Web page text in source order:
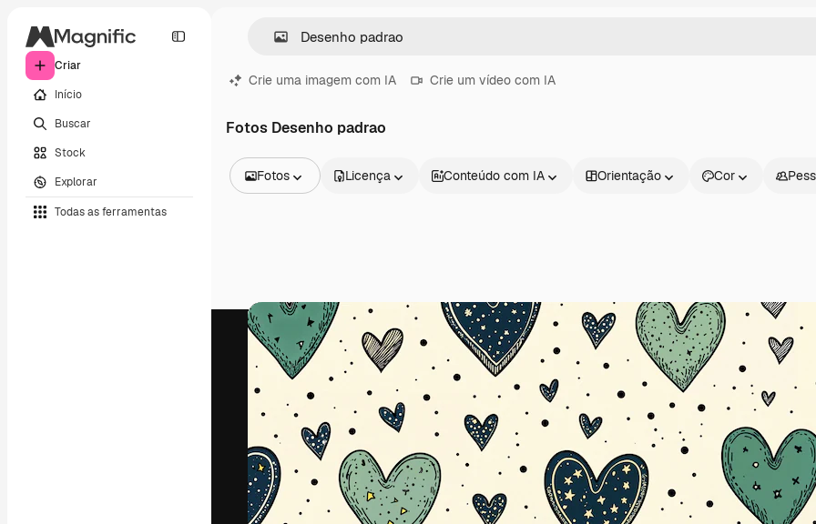
Criar
Início
Buscar
Stock
Explorar
Todas as ferramentas
Crie uma imagem com IA Crie um vídeo com IA
Fotos Desenho padrao
Fotos
Vídeos
Clipes de vídeo
Animações
Modelos de vídeos
Ícones
Modelos 3D
Licença Conteúdo com IA Orientação Cor
A plataforma criativa para você direcionar
seu melhor trabalho. Mais de 1 milhão de
assinantes entre criativos, empresas,
agências e estúdios.
Português
Produtos
Spaces
Assistente de IA
Gerador de
imagens
Gerador de vídeos
Começar
Academy
Documentação
Atendimento
Termos e
condições